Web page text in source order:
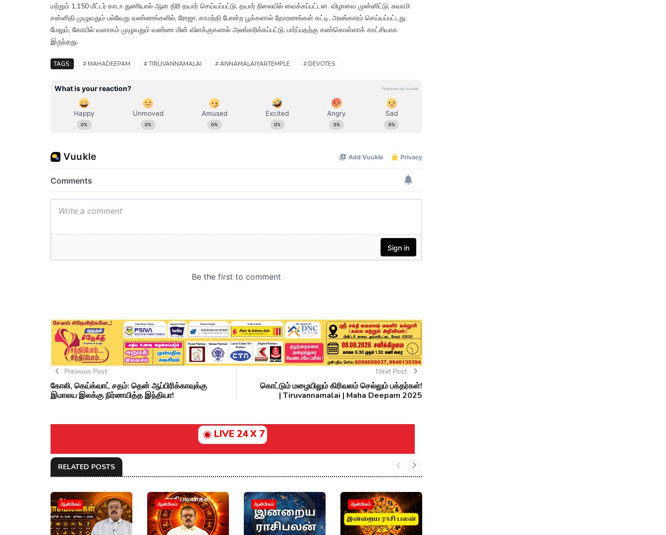
மற்றும் 1,150 மீட்டர் காடா துணியால் ஆன திரி தயார் செய்யப்பட்டு, தயார் நிலையில் வைக்கப்பட்டன. விழாவை முன்னிட்டு, சுவாமி
சன்னிதி முழுவதும் பல்வேறு வண்ணங்களில், ரோஜா, சாமந்தி போன்ற பூக்களால் தோரணங்கள் கட்டி, அலங்காரம் செய்யப்பட்டது.
மேலும், கோயில் வளாகம் முழுவதும் வண்ண மின் விளக்குகளால் அலங்கரிக்கப்பட்டு, பார்ப்பதற்கு கண்கொள்ளாக் காட்சியாக
இருந்தது.
TAGS: # MAHADEEPAM # TIRUVANNAMALAI # ANNAMALAIYARTEMPLE # DEVOTES
Previous Post
கோலி, கெய்க்வாட் சதம்: தென் ஆப்பிரிக்காவுக்கு
இமாலய இலக்கு நிர்ணயித்த இந்தியா!
Next Post
கொட்டும் மழையிலும் கிரிவலம் செல்லும் பக்தர்கள்!
| Tiruvannamalai | Maha Deepam 2025
LIVE 24 X 7
RELATED POSTS
ஆன்மிகம் ஆன்மிகம் ஆன்மிகம் ஆன்மிகம்